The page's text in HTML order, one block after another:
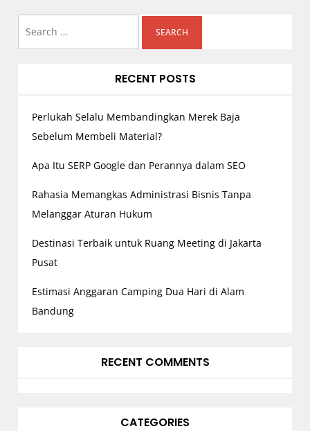
v
i
i
o
n
RECENT POSTS
Perlukah Selalu Membandingkan Merek Baja
Sebelum Membeli Material?
Apa Itu SERP Google dan Perannya dalam SEO
Rahasia Memangkas Administrasi Bisnis Tanpa
Melanggar Aturan Hukum
Destinasi Terbaik untuk Ruang Meeting di Jakarta
Pusat
Estimasi Anggaran Camping Dua Hari di Alam
Bandung
RECENT COMMENTS
CATEGORIES